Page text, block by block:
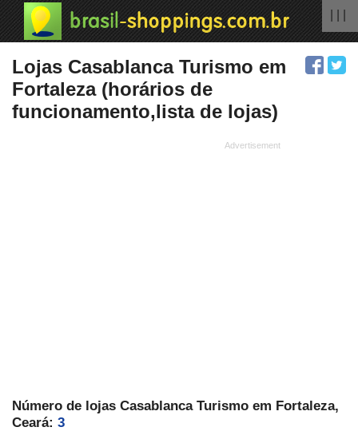
Lojas Casablanca Turismo em
Fortaleza (horários de
funcionamento,lista de lojas)
Número de lojas Casablanca Turismo em Fortaleza,
Ceará: 3